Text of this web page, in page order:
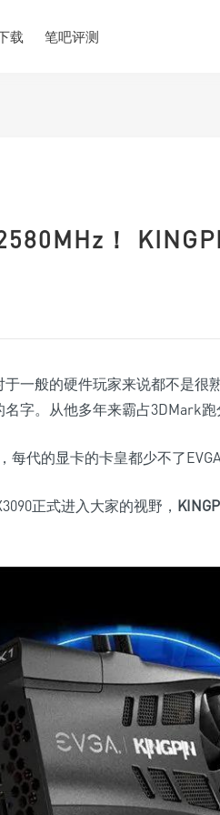
载 笔吧评测
！
一般的硬件玩家来说都不是很
字。从他多年来霸占3DMark跑
每代的显卡的卡皇都少不了
正式进入大家的视野，